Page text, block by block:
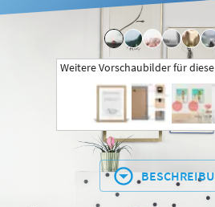
Weitere Vorschaubilder für